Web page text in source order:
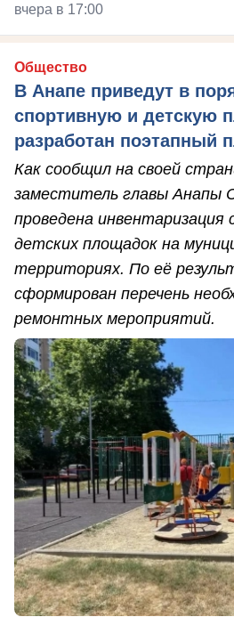
вчера в 17:00
Общество
В Анапе приведут в
спортивную и детскую
разработан поэтапный
Как сообщил на своей
заместитель главы Анапы
проведена инвентаризация
детских площадок на
территориях. По её
сформирован перечень
ремонтных мероприятий.